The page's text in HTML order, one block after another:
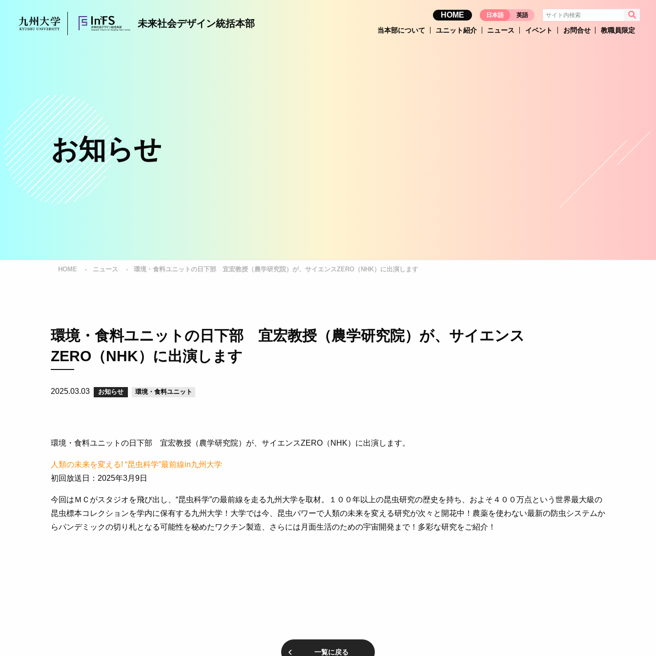
content
未来社会デザイン統括本部
HOME 日本語 英語
当本部について ユニット紹介 ニュース イベント お問合せ 教職員限定
お知らせ
HOME ニュース 環境・食料ユニットの日下部 宜宏教授（農学研究院）が、サイエンスZERO（NHK）に出演します
環境・食料ユニットの日下部 宜宏教授（農学研究院）が、サイエンス
ZERO（NHK）に出演します
2025.03.03 お知らせ 環境・食料ユニット
環境・食料ユニットの日下部 宜宏教授（農学研究院）が、サイエンスZERO（NHK）に出演します。
人類の未来を変える! “昆虫科学”最前線in九州大学
初回放送日：2025年3月9日
今回はＭＣがスタジオを飛び出し、“昆虫科学”の最前線を走る九州大学を取材。１００年以上の昆虫研究の歴史を持ち、およそ４００万点という世界最大級の
昆虫標本コレクションを学内に保有する九州大学！大学では今、昆虫パワーで人類の未来を変える研究が次々と開花中！農薬を使わない最新の防虫システムか
らパンデミックの切り札となる可能性を秘めたワクチン製造、さらには月面生活のための宇宙開発まで！多彩な研究をご紹介！
一覧に戻る